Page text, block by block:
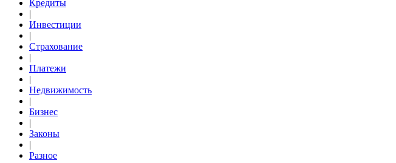
Кредиты
|
Инвестиции
|
Страхование
|
Платежи
|
Недвижимость
|
Бизнес
|
Законы
|
Разное